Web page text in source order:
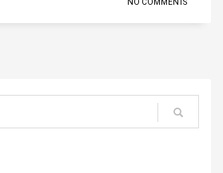
NO COMMENTS